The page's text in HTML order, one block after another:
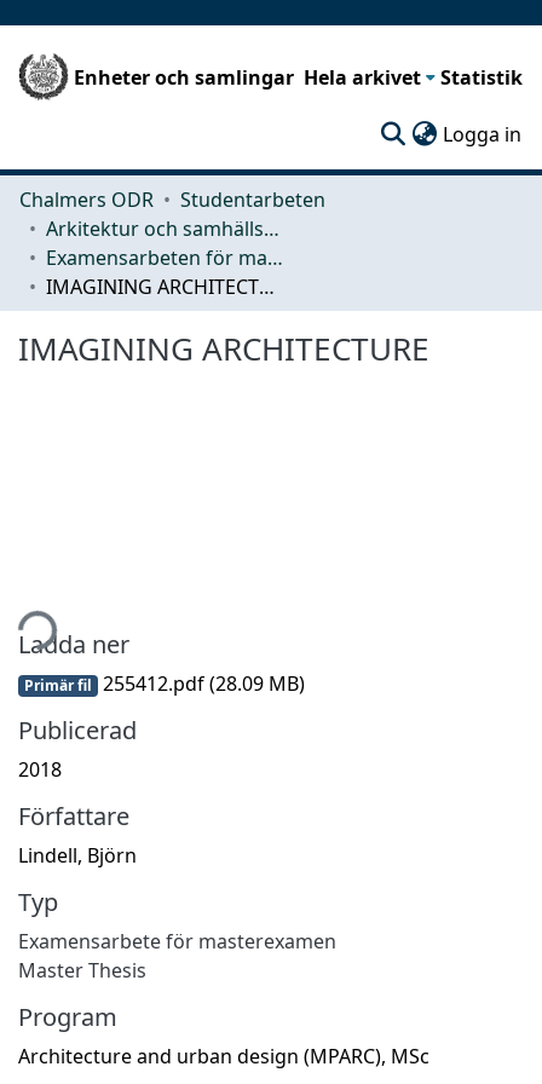
Enheter och samlingar Hela arkivet Statistik
Logga in
Chalmers ODR
Studentarbeten
Arkitektur och samhällsbyggnadsteknik (ACE)
Examensarbeten för masterexamen
IMAGINING ARCHITECTURE
IMAGINING ARCHITECTURE
Ladda ner
Primär fil 255412.pdf(28.09 MB)
Publicerad
2018
Författare
Lindell, Björn
Typ
Examensarbete för masterexamen
Master Thesis
Program
Architecture and urban design (MPARC), MSc